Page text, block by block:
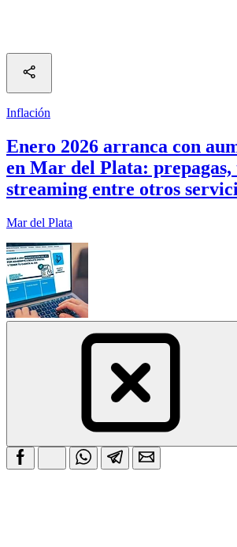
Inflación
Enero 2026 arranca con
en Mar del Plata: prepagas,
streaming entre otros
Mar del Plata